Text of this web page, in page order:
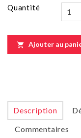
Quantité
 Ajouter au
Description
Commentaires